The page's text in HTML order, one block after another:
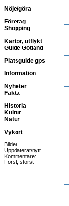
Nöje/göra
Företag
Shopping
Kartor, utflykt
Guide Gotland
Platsguide gps
Information
Nyheter
Fakta
Historia
Kultur
Natur
Vykort
Bilder
Uppdaterat/nytt
Kommentarer
Först, störst